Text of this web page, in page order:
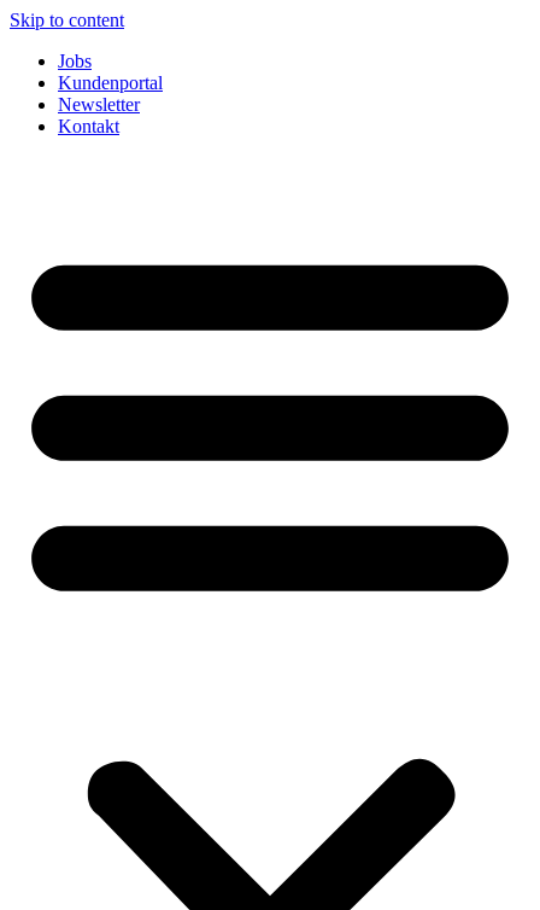
Skip to content
Jobs
Kundenportal
Newsletter
Kontakt